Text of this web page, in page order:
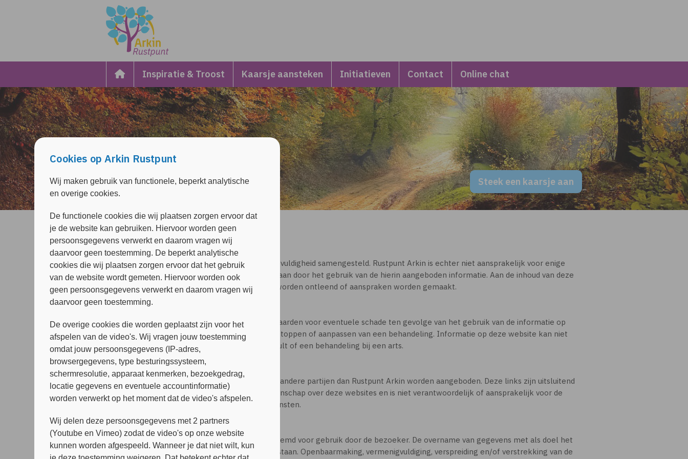
Overslaan en naar de inhoud gaan
Inspiratie & Troost Kaarsje aansteken Initiatieven Contact Online chat
Steek een kaarsje aan
Disclaimer
Algemeen
De informatie op deze website is met grote zorgvuldigheid samengesteld. Rustpunt Arkin is echter niet aansprakelijk voor enige
directe of indirecte schade die zou kunnen ontstaan door het gebruik van de hierin aangeboden informatie. Aan de inhoud van deze
website kunnen op geen enkele wijze rechten worden ontleend of aanspraken worden gemaakt.
Rustpunt Arkin kan geen aansprakelijkheid aanvaarden voor eventuele schade ten gevolge van het gebruik van de informatie op
deze site, of het zonder doktersadvies wijzigen, stoppen of aanpassen van een behandeling. Informatie op deze website kan niet
worden beschouwd als vervanging van een consult of een behandeling bij een arts.
Externe links
Deze website bevat links naar websites die door andere partijen dan Rustpunt Arkin worden aangeboden. Deze links zijn uitsluitend
ter informatie. Rustpunt Arkin heeft geen zeggenschap over deze websites en is niet verantwoordelijk of aansprakelijk voor de
daarop aangeboden informatie, producten of diensten.
Copyright
De informatie op deze website is uitsluitend bestemd voor gebruik door de bezoeker. De overname van gegevens met als doel het
aanleggen van adressenbestanden is niet toegestaan. Openbaarmaking, vermenigvuldiging, verspreiding en/of verstrekking van de
Cookies op Arkin Rustpunt
Wij maken gebruik van functionele, beperkt analytische
en overige cookies.
De functionele cookies die wij plaatsen zorgen ervoor dat
je de website kan gebruiken. Hiervoor worden geen
persoonsgegevens verwerkt en daarom vragen wij
daarvoor geen toestemming. De beperkt analytische
cookies die wij plaatsen zorgen ervoor dat het gebruik
van de website wordt gemeten. Hiervoor worden ook
geen persoonsgegevens verwerkt en daarom vragen wij
daarvoor geen toestemming.
De overige cookies die worden geplaatst zijn voor het
afspelen van de video's. Wij vragen jouw toestemming
omdat jouw persoonsgegevens (IP-adres,
browsergegevens, type besturingssysteem,
schermresolutie, apparaat kenmerken, bezoekgedrag,
locatie gegevens en eventuele accountinformatie)
worden verwerkt op het moment dat de video's afspelen.
Wij delen deze persoonsgegevens met 2 partners
(Youtube en Vimeo) zodat de video's op onze website
kunnen worden afgespeeld. Wanneer je dat niet wilt, kun